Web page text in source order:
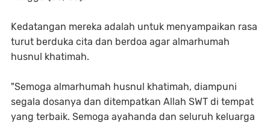
Kedatangan mereka adalah untuk menyampaikan rasa
turut berduka cita dan berdoa agar almarhumah
husnul khatimah.
"Semoga almarhumah husnul khatimah, diampuni
segala dosanya dan ditempatkan Allah SWT di tempat
yang terbaik. Semoga ayahanda dan seluruh keluarga